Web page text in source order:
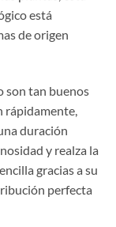
está
de origen
son tan buenos
rápidamente,
duración
y realza la
gracias a su
perfecta